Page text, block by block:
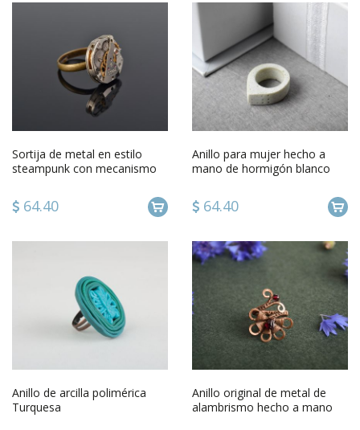
Sortija de metal en estilo
steampunk con mecanismo
64.40
Anillo para mujer hecho a
mano de hormigón blanco
64.40
Anillo de arcilla polimérica
Turquesa
Anillo original de metal de
alambrismo hecho a mano